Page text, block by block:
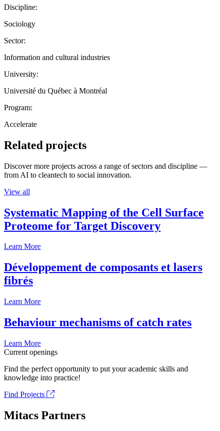
Discipline:
Sociology
Sector:
Information and cultural industries
University:
Université du Québec à Montréal
Program:
Accelerate
Related projects
Discover more projects across a range of sectors and discipline —
from AI to cleantech to social innovation.
View all
Systematic Mapping of the Cell Surface
Proteome for Target Discovery
Learn More
Développement de composants et lasers
fibrés
Learn More
Behaviour mechanisms of catch rates
Learn More
Current openings
Find the perfect opportunity to put your academic skills and
knowledge into practice!
Find Projects
Mitacs Partners